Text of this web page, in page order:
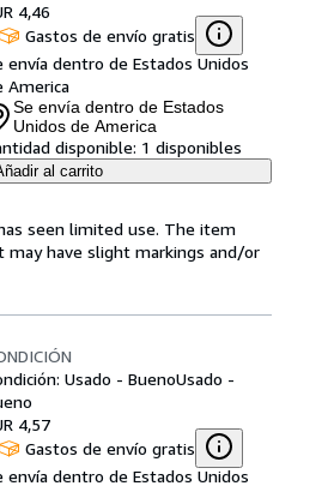
4,46
Gastos de envío gratis
envía dentro de Estados Unidos
America
Se envía dentro de Estados
Unidos de America
disponible: 1 disponibles
al carrito
seen limited use. The item
have slight markings and/or
Usado - BuenoUsado -
4,57
Gastos de envío gratis
envía dentro de Estados Unidos